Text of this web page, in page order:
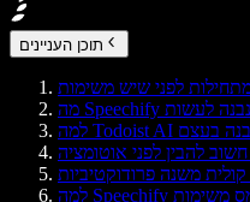
תוכן העניינים